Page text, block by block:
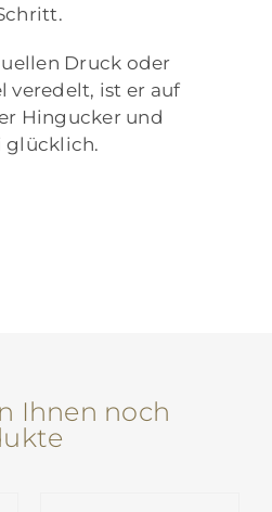
Druck oder
veredelt, ist er auf
Hingucker und
glücklich.
Ihnen noch